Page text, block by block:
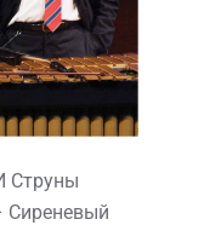
Струны
Сиреневый